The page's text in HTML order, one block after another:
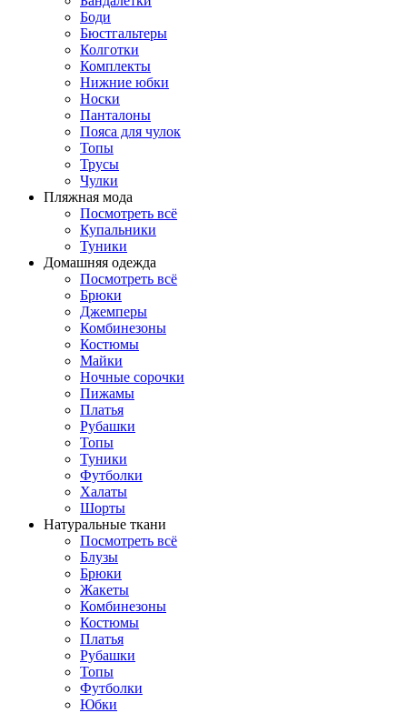
Боди
Бюстгальтеры
Колготки
Комплекты
Нижние юбки
Носки
Панталоны
Поясa для чулок
Топы
Трусы
Чулки
Пляжная мода
Посмотреть всё
Купальники
Туники
Домашняя одежда
Посмотреть всё
Брюки
Джемперы
Комбинезоны
Костюмы
Майки
Ночные сорочки
Пижамы
Платья
Рубашки
Топы
Туники
Футболки
Халаты
Шорты
Натуральные ткани
Посмотреть всё
Блузы
Брюки
Жакеты
Комбинезоны
Костюмы
Платья
Рубашки
Топы
Футболки
Юбки